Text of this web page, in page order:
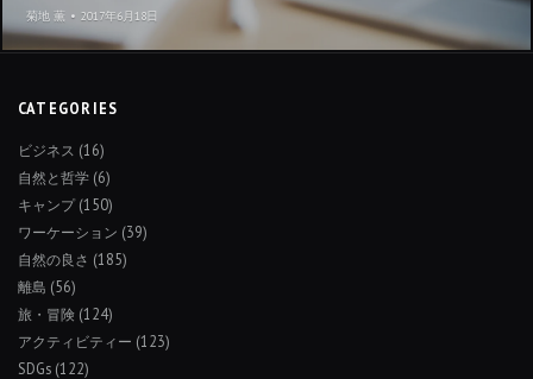
菊地 薫 • 2017年6月18日
CATEGORIES
ビジネス (16)
自然と哲学 (6)
キャンプ(150)
ワーケーション (39)
自然の良さ (185)
離島 (56)
旅・冒険 (124)
アクティビティー (123)
SDGs (122)